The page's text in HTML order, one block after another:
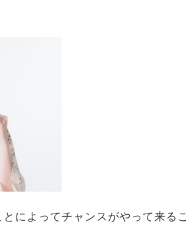
によってチャンスがやって来るこ